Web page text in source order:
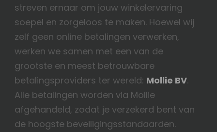
streven ernaar om jouw winkelervaring
soepel en zorgeloos te maken. Hoewel wij
zelf geen online betalingen verwerken,
werken we samen met een van de
grootste en meest betrouwbare
betalingsproviders ter wereld: Mollie BV.
Alle betalingen worden via Mollie
afgehandeld, zodat je verzekerd bent van
de hoogste beveiligingsstandaarden.